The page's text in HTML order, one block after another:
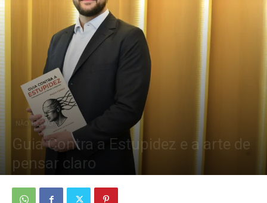
NÃO FICÇÃO
Guia Contra a Estupidez e a arte de
pensar claro